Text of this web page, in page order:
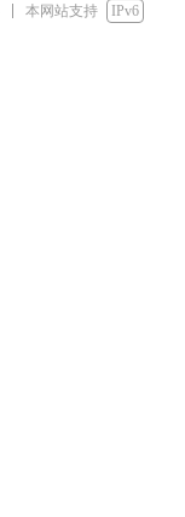
本网站支持 IPv6